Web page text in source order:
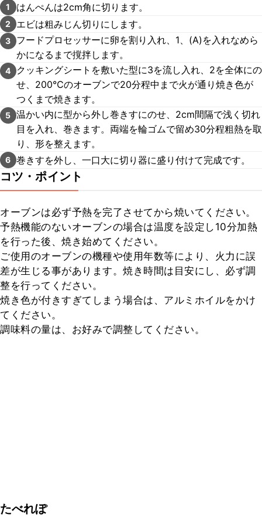
1 はんぺんは2cm角に切ります。
2 エビは粗みじん切りにします。
3
フードプロセッサーに卵を割り入れ、1、(A)を入れなめら
かになるまで撹拌します。
4
クッキングシートを敷いた型に3を流し入れ、2を全体にの
せ、200℃のオーブンで20分程中まで火が通り焼き色が
つくまで焼きます。
5 温かい内に型から外し巻きすにのせ、2cm間隔で浅く切れ
目を入れ、巻きます。両端を輪ゴムで留め30分程粗熱を取
り、形を整えます。
6 巻きすを外し、一口大に切り器に盛り付けて完成です。
コツ・ポイント
オーブンは必ず予熱を完了させてから焼いてください。
予熱機能のないオーブンの場合は温度を設定し10分加熱
を行った後、焼き始めてください。
ご使用のオーブンの機種や使用年数等により、火力に誤
差が生じる事があります。焼き時間は目安にし、必ず調
整を行ってください。
焼き色が付きすぎてしまう場合は、アルミホイルをかけ
てください。
調味料の量は、お好みで調整してください。
たべれぽ